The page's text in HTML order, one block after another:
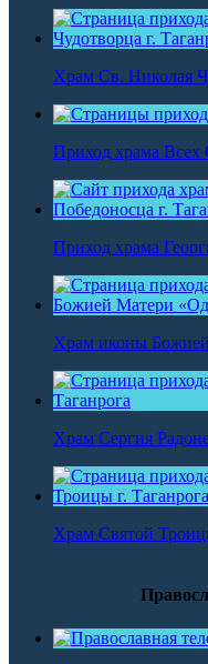
Храм Св. Николая
Приход храма Всех
Приход храма
Храм иконы
Храм Сергия
Храм Святой